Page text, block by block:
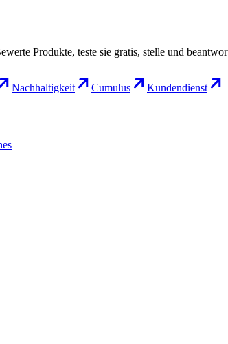
Produkte, teste sie gratis, stelle und
Nachhaltigkeit Cumulus Kundendienst